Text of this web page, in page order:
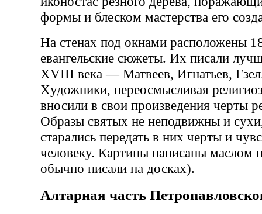
формы и блеском мастерства его
На стенах под окнами расположены
евангельские сюжеты. Их писали
XVIII века — Матвеев, Игнатьев,
Xудожники, переосмысливая
вносили в свои произведения черты
Образы святых не неподвижны и
старались передать в них черты и
человеку. Картины написаны маслом
обычно писали на досках).
Алтарная часть